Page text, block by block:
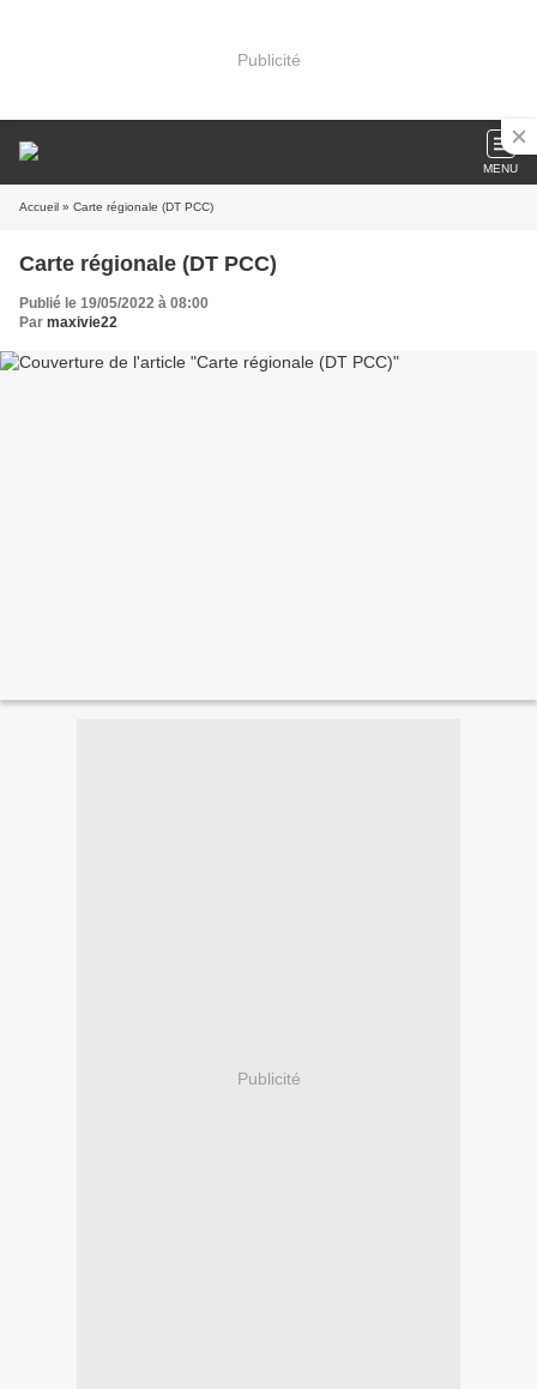
Publicité
MENU
Accueil » Carte régionale (DT PCC)
Carte régionale (DT PCC)
Publié le 19/05/2022 à 08:00
Par maxivie22
Publicité